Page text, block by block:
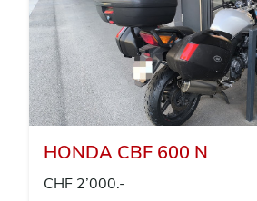
HONDA CBF 600 N
CHF 2’000.-